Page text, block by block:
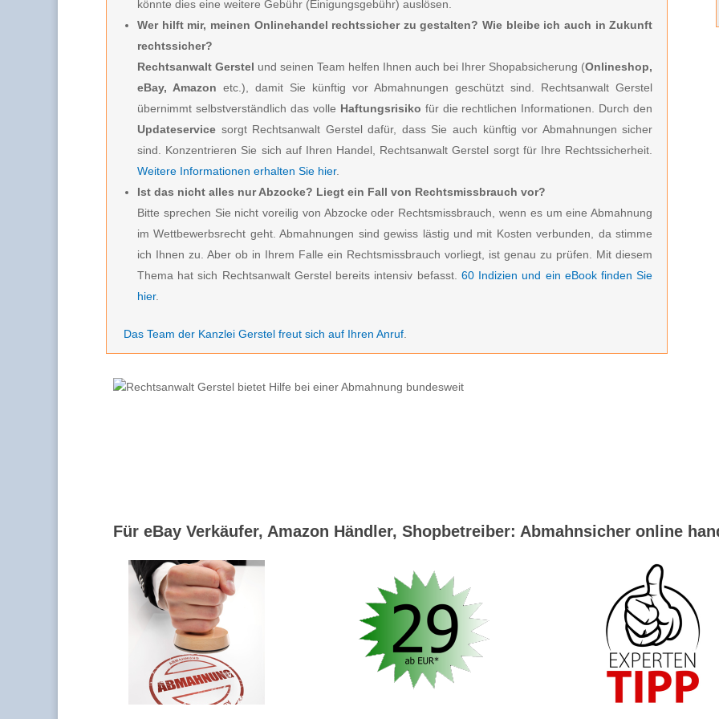
könnte dies eine weitere Gebühr (Einigungsgebühr) auslösen.
Wer hilft mir, meinen Onlinehandel rechtssicher zu gestalten? Wie bleibe ich auch in Zukunft
rechtssicher?
Rechtsanwalt Gerstel und seinen Team helfen Ihnen auch bei Ihrer Shopabsicherung (Onlineshop,
eBay, Amazon etc.), damit Sie künftig vor Abmahnungen geschützt sind. Rechtsanwalt Gerstel
übernimmt selbstverständlich das volle Haftungsrisiko für die rechtlichen Informationen. Durch den
Updateservice sorgt Rechtsanwalt Gerstel dafür, dass Sie auch künftig vor Abmahnungen sicher
sind. Konzentrieren Sie sich auf Ihren Handel, Rechtsanwalt Gerstel sorgt für Ihre Rechtssicherheit.
Weitere Informationen erhalten Sie hier.
Ist das nicht alles nur Abzocke? Liegt ein Fall von Rechtsmissbrauch vor?
Bitte sprechen Sie nicht voreilig von Abzocke oder Rechtsmissbrauch, wenn es um eine Abmahnung
im Wettbewerbsrecht geht. Abmahnungen sind gewiss lästig und mit Kosten verbunden, da stimme
ich Ihnen zu. Aber ob in Ihrem Falle ein Rechtsmissbrauch vorliegt, ist genau zu prüfen. Mit diesem
Thema hat sich Rechtsanwalt Gerstel bereits intensiv befasst. 60 Indizien und ein eBook finden Sie
hier.
Das Team der Kanzlei Gerstel freut sich auf Ihren Anruf
Für eBay Verkäufer, Amazon Händler, Shopbetreiber: Abmahnsicher online